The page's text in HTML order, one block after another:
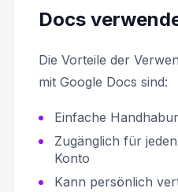
Docs
Die Vorteile der
mit Google Docs sind:
Einfache
Zugänglich für
Konto
Kann persönlich